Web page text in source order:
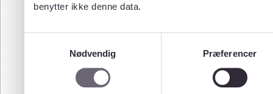
benytter ikke denne data.
Nødvendig
Præferencer